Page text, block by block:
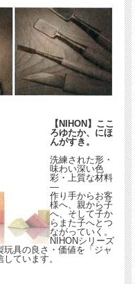
【NIHON】ここ
ろゆたか、にほ
んがすき。
洗練された形・
味わい深い色
彩・上質な材料
―
作り手からお客
様へ、親から子
へ、そして子か
らまた子へとつ
ながっていく。
NIHONシリーズ
具の良さ・価値を「ジャ
ています。